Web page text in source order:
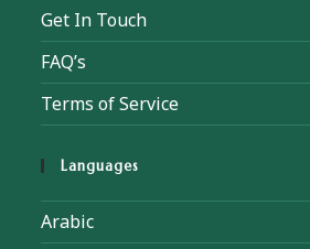
Get In Touch
FAQ’s
Terms of Service
Languages
Arabic